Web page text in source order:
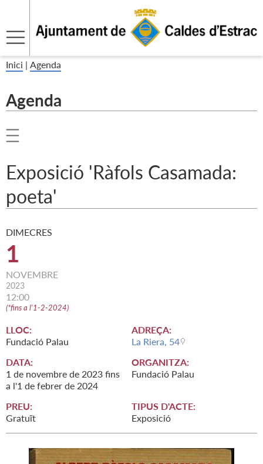
Inici | Agenda
Agenda
Exposició 'Ràfols Casamada:
poeta'
DIMECRES
1
NOVEMBRE
2023
12:00
(*fins a l'1-2-2024)
LLOC:
Fundació Palau
ADREÇA:
La Riera, 54
DATA:
1 de novembre de 2023 fins
a l'1 de febrer de 2024
ORGANITZA:
Fundació Palau
PREU:
Gratuït
TIPUS D'ACTE:
Exposició